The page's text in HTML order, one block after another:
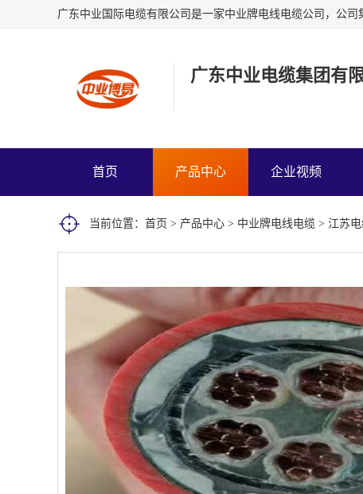
广东中业电缆集团有
首页 产品中心 企业视频
当前位置： 首页 > 产品中心 > 中业牌电线电缆 > 江苏电